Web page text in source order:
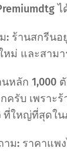
ไ
: ร้านสกรีนอ
หม่ และสาม
นหลัก 1,000
ครับ เพราะร้
ที่ใหญ่ที่สุดใ
าม: ราคาแพ